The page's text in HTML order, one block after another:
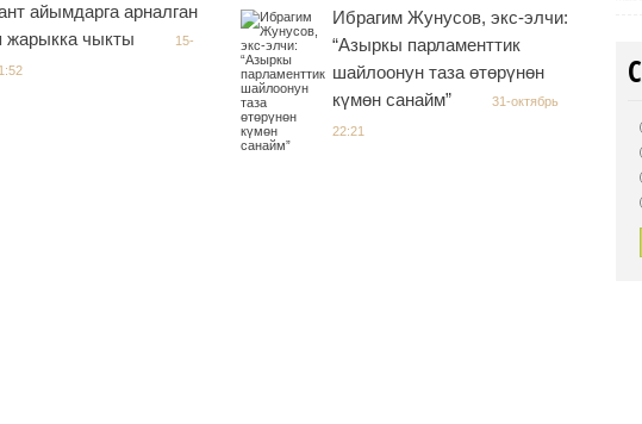
айымдарга арналган
жарыкка чыкты
15-
Ибрагим Жунусов, экс-элчи:
“Азыркы парламенттик
шайлоонун таза өтөрүнөн
күмөн санайм”
31-октябрь
22:21